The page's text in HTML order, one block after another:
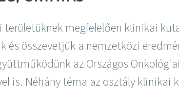
megfelelően klinikai
és összevetjük a nemzetközi
az Országos
is. Néhány téma az osztály klinikai